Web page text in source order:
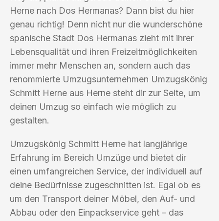
Herne nach Dos Hermanas? Dann bist du hier
genau richtig! Denn nicht nur die wunderschöne
spanische Stadt Dos Hermanas zieht mit ihrer
Lebensqualität und ihren Freizeitmöglichkeiten
immer mehr Menschen an, sondern auch das
renommierte Umzugsunternehmen Umzugskönig
Schmitt Herne aus Herne steht dir zur Seite, um
deinen Umzug so einfach wie möglich zu
gestalten.
Umzugskönig Schmitt Herne hat langjährige
Erfahrung im Bereich Umzüge und bietet dir
einen umfangreichen Service, der individuell auf
deine Bedürfnisse zugeschnitten ist. Egal ob es
um den Transport deiner Möbel, den Auf- und
Abbau oder den Einpackservice geht – das